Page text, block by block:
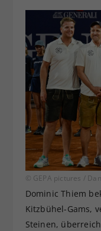
© GEPA pictures /
Dominic Thiem
Kitzbühel-Gams,
Steinen,